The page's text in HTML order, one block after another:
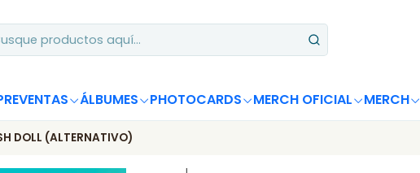
ÁLBUMES PHOTOCARDS MERCH OFICIAL MERCH
DOLL (ALTERNATIVO)